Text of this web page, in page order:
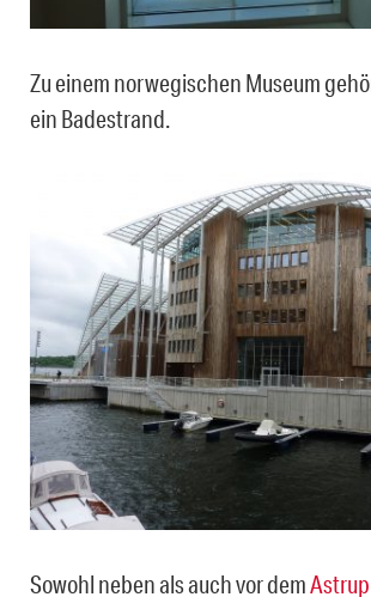
Zu einem norwegischen Museum
ein Badestrand.
Sowohl neben als auch vor dem